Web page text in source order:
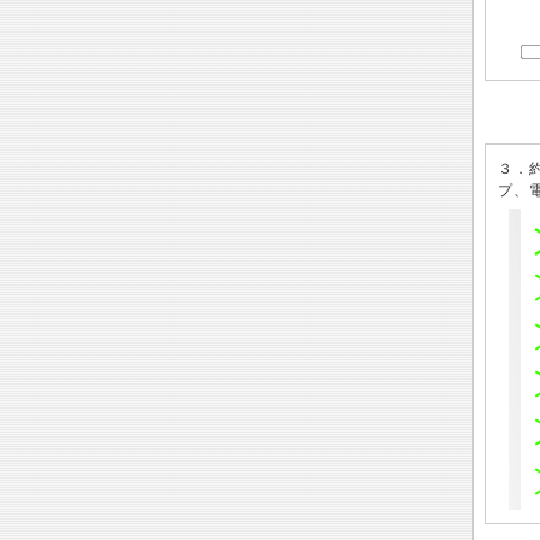
３．
プ、